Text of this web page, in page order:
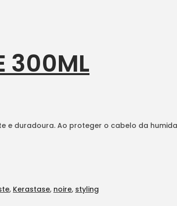
300ML
duradoura. Ao proteger o cabelo da
, Kerastase, noire, styling